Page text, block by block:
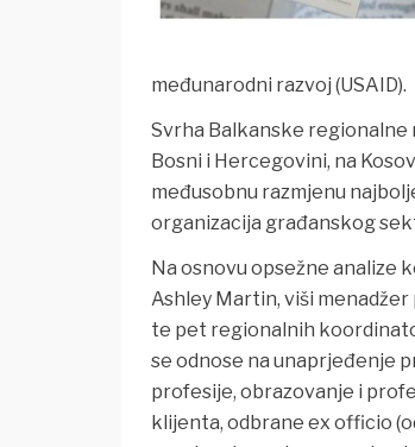
međunarodni razvoj (USAID).
Svrha Balkanske regionalne
Bosni i Hercegovini, na
međusobnu razmjenu
organizacija građanskog
Na osnovu opsežne analize
Ashley Martin, viši menadžer
te pet regionalnih
se odnose na unaprjeđenje
profesije, obrazovanje i
klijenta, odbrane ex officio